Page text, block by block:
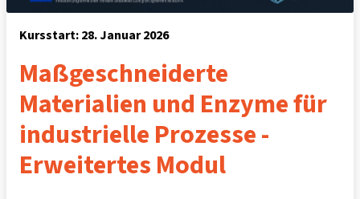
Kursstart: 28. Januar 2026
Maßgeschneiderte
Materialien und Enzyme für
industrielle Prozesse -
Erweitertes Modul